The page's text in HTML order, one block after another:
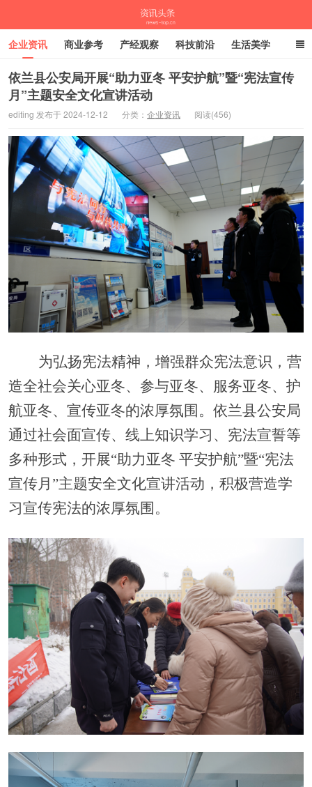
资讯头条
企业资讯 商业参考 产经观察 科技前沿 生活美学
时尚潮流 母婴亲子 专栏
依兰县公安局开展“助力亚冬 平安护航”暨“宪法宣传
月”主题安全文化宣讲活动
editing 发布于 2024-12-12 分类： 企业资讯 阅读(456)
为弘扬宪法精神， 增强群众宪法意识 ， 营
造全社会关心亚冬、参与亚冬、服务亚冬、护
航亚冬、宣传亚冬的浓厚氛围。 依兰县公安局
通过社会面宣传、线上知识学习、宪法宣誓等
多种形式， 开展“助力亚冬 平安护航”暨“宪法
宣传月 ”主题安全文化宣讲活动 ，积极营造学
习宣传宪法的浓厚氛围。